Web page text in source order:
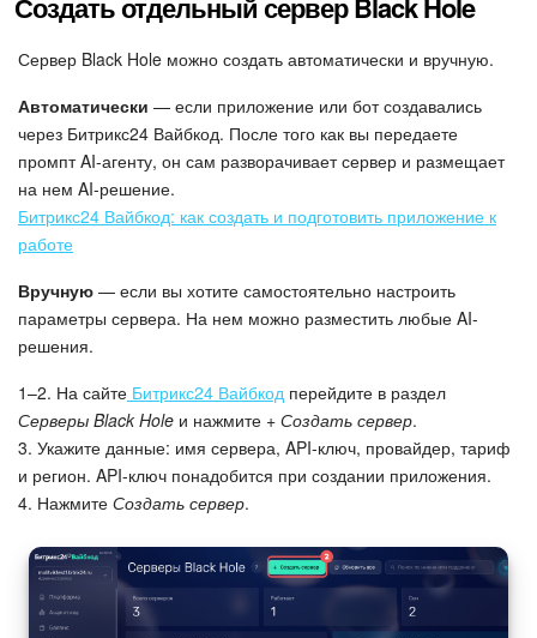
Сервер Black Hole можно создать автоматически и вручную.
Автоматически — если приложение или бот создавались
через Битрикс24 Вайбкод. После того как вы передаете
промпт AI-агенту, он сам разворачивает сервер и размещает
на нем AI-решение.
Битрикс24 Вайбкод: как создать и подготовить приложение к
работе
Вручную — если вы хотите самостоятельно настроить
параметры сервера. На нем можно разместить любые AI-
решения.
1–2. На сайте Битрикс24 Вайбкод перейдите в раздел
Серверы Black Hole и нажмите + Создать сервер.
3. Укажите данные: имя сервера, API-ключ, провайдер, тариф
и регион. API-ключ понадобится при создании приложения.
4. Нажмите Создать сервер.